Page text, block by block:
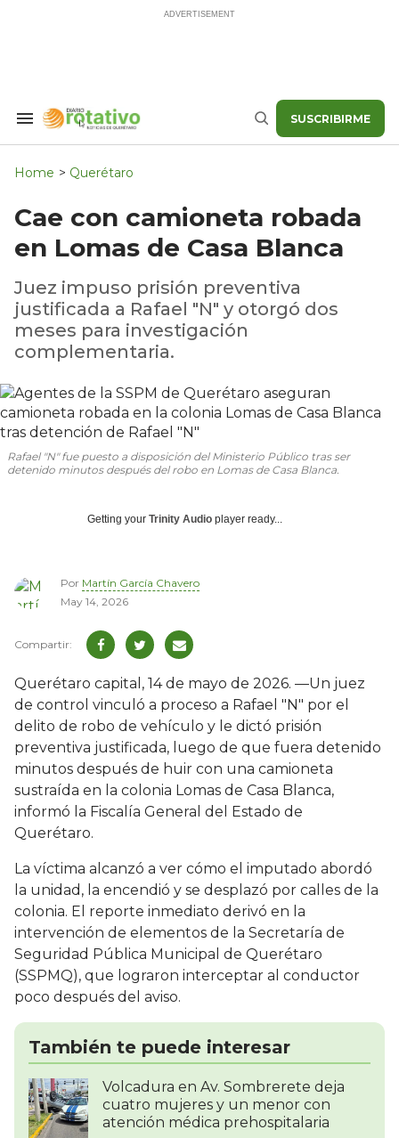
Search
Navigation
Buscar SUSCRIBIRME
Home > Querétaro
Cae con camioneta robada
en Lomas de Casa Blanca
Juez impuso prisión preventiva
justificada a Rafael "N" y otorgó dos
meses para investigación
complementaria.
Rafael "N" fue puesto a disposición del Ministerio Público tras ser
detenido minutos después del robo en Lomas de Casa Blanca.
Getting your Trinity Audio player ready...
Por Martín García Chavero
May 14, 2026
Querétaro capital, 14 de mayo de 2026. —Un juez
de control vinculó a proceso a Rafael "N" por el
delito de robo de vehículo y le dictó prisión
preventiva justificada, luego de que fuera detenido
minutos después de huir con una camioneta
sustraída en la colonia Lomas de Casa Blanca,
informó la Fiscalía General del Estado de
Querétaro.
La víctima alcanzó a ver cómo el imputado abordó
la unidad, la encendió y se desplazó por calles de la
colonia. El reporte inmediato derivó en la
intervención de elementos de la Secretaría de
Seguridad Pública Municipal de Querétaro
(SSPMQ), que lograron interceptar al conductor
poco después del aviso.
También te puede interesar
Volcadura en Av. Sombrerete deja
cuatro mujeres y un menor con
atención médica prehospitalaria